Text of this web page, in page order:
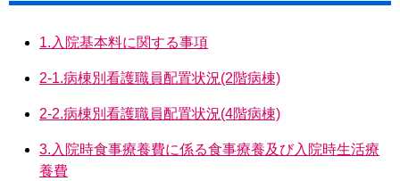
1.入院基本料に関する事項
2-1.病棟別看護職員配置状況(2階病棟)
2-2.病棟別看護職員配置状況(4階病棟)
3.入院時食事療養費に係る食事療養及び入院時生活療
養費